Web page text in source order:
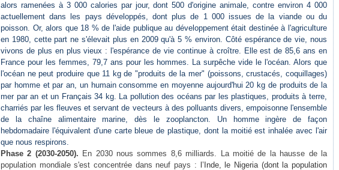
alors ramenées à 3 000 calories par jour, dont 500 d'origine animale, contre environ 4 000
actuellement dans les pays développés, dont plus de 1 000 issues de la viande ou du
poisson. Or, alors que 18 % de l'aide publique au développement était destinée à l'agriculture
en 1980, cette part ne s'élevait plus en 2009 qu'à 5 % environ. Côté espérance de vie, nous
vivons de plus en plus vieux : l'espérance de vie continue à croître. Elle est de 85,6 ans en
France pour les femmes, 79,7 ans pour les hommes. La surpêche vide le l'océan. Alors que
l'océan ne peut produire que 11 kg de "produits de la mer" (poissons, crustacés, coquillages)
par homme et par an, un humain consomme en moyenne aujourd'hui 20 kg de produits de la
mer par an et un Français 34 kg. La pollution des océans par les plastiques, produits à terre,
charriés par les fleuves et servant de vecteurs à des polluants divers, empoisonne l'ensemble
de la chaîne alimentaire marine, dès le zooplancton. Un homme ingère de façon
hebdomadaire l'équivalent d'une carte bleue de plastique, dont la moitié est inhalée avec l'air
que nous respirons.
Phase 2 (2030-2050). En 2030 nous sommes 8,6 milliards. La moitié de la hausse de la
population mondiale s'est concentrée dans neuf pays :
l’Inde, le Nigeria (dont la population